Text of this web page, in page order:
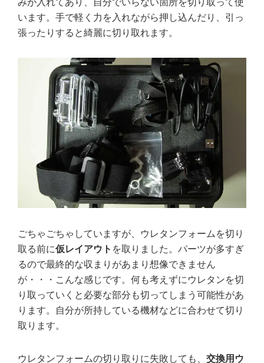
います。手で軽く力を入れながら押し込んだり、引っ
張ったりすると綺麗に切り取れます。
ごちゃごちゃしていますが、ウレタンフォームを切り
取る前に仮レイアウト を取りました。パーツが多すぎ
るので最終的な収まりがあまり想像できません
が・・・こんな感じです。何も考えずにウレタンを切
り取っていくと必要な部分も切ってしまう可能性があ
ります。自分が所持している機材などに合わせて切り
取ります。
ウレタンフォームの切り取りに失敗しても、 交換用ウ